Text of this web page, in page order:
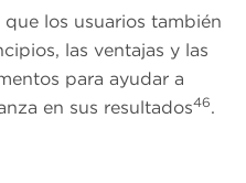
los usuarios también
las ventajas y las
para ayudar a
en sus resultados46.